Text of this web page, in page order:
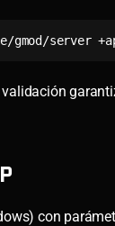
gmod/server
con